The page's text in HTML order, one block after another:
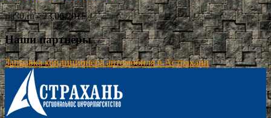
ria30.ru - 23.06.2015
Наши партнёры
Заправка кондиционера автомобиля в Астрахани